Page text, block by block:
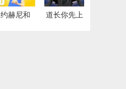
约赫尼和 道长你先上